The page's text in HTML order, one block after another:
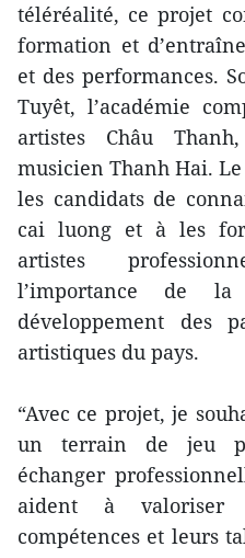
téléréalité, ce projet
formation et
et des performances.
Tuyêt, l’académie
artistes Châu
musicien Thanh Hai.
les candidats de
cai luong et à les
artistes
l’importance de
développement des
artistiques du pays.
“Avec ce projet, je
un terrain de jeu
échanger
aident à valoriser
compétences et leurs